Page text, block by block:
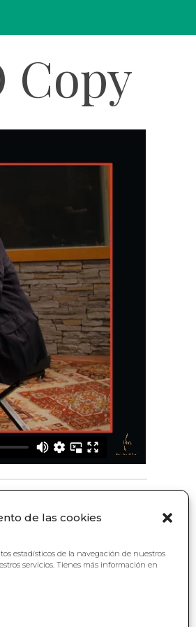
de las cookies
estadísticos de la navegación de nuestros
servicios. Tienes más información en
Copy